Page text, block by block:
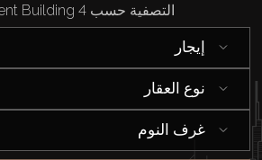
التصفية حسب Apartment Building 4:
إيجار
نوع العقار
غرف النوم